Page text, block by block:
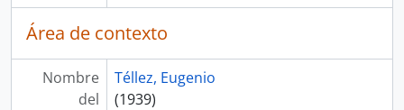
Área de contexto
Nombre
del
Téllez, Eugenio
(1939)